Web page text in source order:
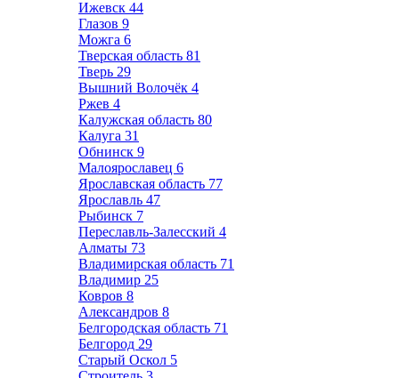
Ижевск 44
Глазов 9
Можга 6
Тверская область 81
Тверь 29
Вышний Волочёк 4
Ржев 4
Калужская область 80
Калуга 31
Обнинск 9
Малоярославец 6
Ярославская область 77
Ярославль 47
Рыбинск 7
Переславль-Залесский 4
Алматы 73
Владимирская область 71
Владимир 25
Ковров 8
Александров 8
Белгородская область 71
Белгород 29
Старый Оскол 5